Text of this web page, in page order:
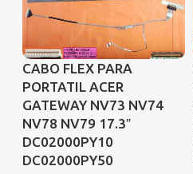
CABO FLEX PARA
PORTATIL ACER
GATEWAY NV73 NV74
NV78 NV79 17.3″
DC02000PY10
DC02000PY50